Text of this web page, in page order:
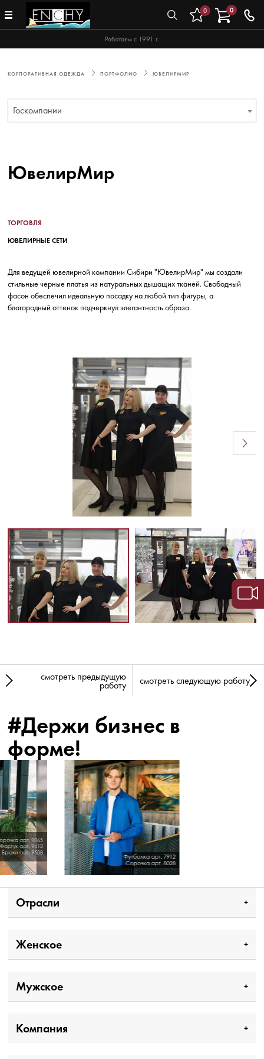
Работаем с 1991 г.
0 0
КОРПОРАТИВНАЯ ОДЕЖДА ПОРТФОЛИО ЮВЕЛИРМИР
Госкомпании
ЮвелирМир
ТОРГОВЛЯ
ЮВЕЛИРНЫЕ СЕТИ
Для ведущей ювелирной компании Сибири "ЮвелирМир" мы создали
стильные черные платья из натуральных дышащих тканей. Свободный
фасон обеспечил идеальную посадку на любой тип фигуры, а
благородный оттенок подчеркнул элегантность образа.
смотреть предыдущую
работу смотреть следующую работу
#Держи бизнес в
форме!
Отрасли
Женское
Мужское
Компания